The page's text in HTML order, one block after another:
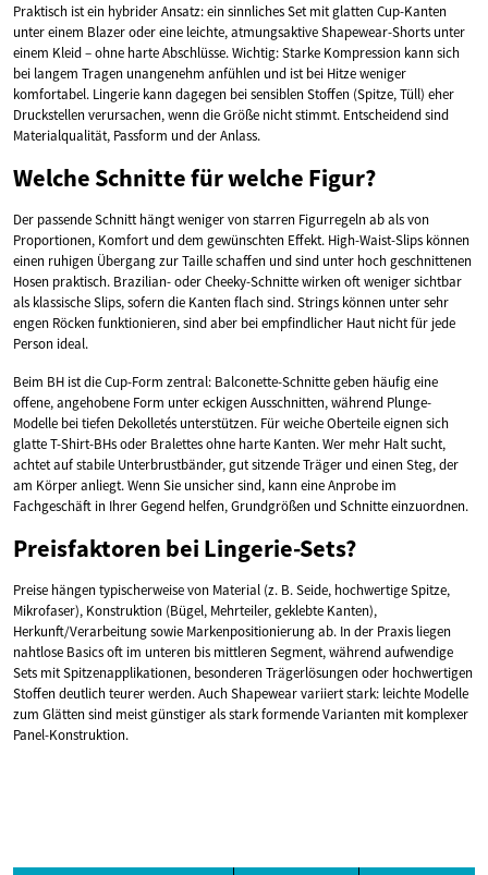
Praktisch ist ein hybrider Ansatz: ein sinnliches Set mit glatten Cup-Kanten
unter einem Blazer oder eine leichte, atmungsaktive Shapewear-Shorts unter
einem Kleid – ohne harte Abschlüsse. Wichtig: Starke Kompression kann sich
bei langem Tragen unangenehm anfühlen und ist bei Hitze weniger
komfortabel. Lingerie kann dagegen bei sensiblen Stoffen (Spitze, Tüll) eher
Druckstellen verursachen, wenn die Größe nicht stimmt. Entscheidend sind
Materialqualität, Passform und der Anlass.
Welche Schnitte für welche Figur?
Der passende Schnitt hängt weniger von starren Figurregeln ab als von
Proportionen, Komfort und dem gewünschten Effekt. High-Waist-Slips können
einen ruhigen Übergang zur Taille schaffen und sind unter hoch geschnittenen
Hosen praktisch. Brazilian- oder Cheeky-Schnitte wirken oft weniger sichtbar
als klassische Slips, sofern die Kanten flach sind. Strings können unter sehr
engen Röcken funktionieren, sind aber bei empfindlicher Haut nicht für jede
Person ideal.
Beim BH ist die Cup-Form zentral: Balconette-Schnitte geben häufig eine
offene, angehobene Form unter eckigen Ausschnitten, während Plunge-
Modelle bei tiefen Dekolletés unterstützen. Für weiche Oberteile eignen sich
glatte T-Shirt-BHs oder Bralettes ohne harte Kanten. Wer mehr Halt sucht,
achtet auf stabile Unterbrustbänder, gut sitzende Träger und einen Steg, der
am Körper anliegt. Wenn Sie unsicher sind, kann eine Anprobe im
Fachgeschäft in Ihrer Gegend helfen, Grundgrößen und Schnitte einzuordnen.
Preisfaktoren bei Lingerie-Sets?
Preise hängen typischerweise von Material (z. B. Seide, hochwertige Spitze,
Mikrofaser), Konstruktion (Bügel, Mehrteiler, geklebte Kanten),
Herkunft/Verarbeitung sowie Markenpositionierung ab. In der Praxis liegen
nahtlose Basics oft im unteren bis mittleren Segment, während aufwendige
Sets mit Spitzenapplikationen, besonderen Trägerlösungen oder hochwertigen
Stoffen deutlich teurer werden. Auch Shapewear variiert stark: leichte Modelle
zum Glätten sind meist günstiger als stark formende Varianten mit komplexer
Panel-Konstruktion.